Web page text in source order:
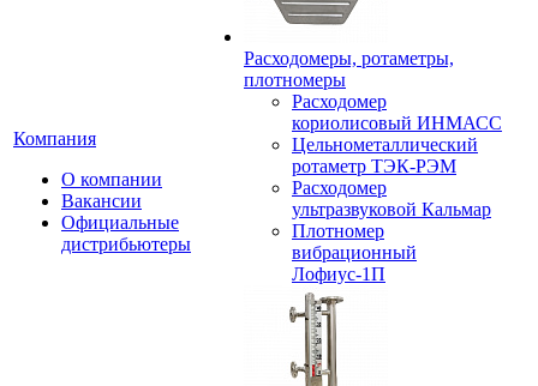
Компания
О компании
Вакансии
Официальные
дистрибьютеры
Расходомеры, ротаметры,
плотномеры
Расходомер
кориолисовый ИНМАСС
Цельнометаллический
ротаметр ТЭК-РЭМ
Расходомер
ультразвуковой Кальмар
Плотномер
вибрационный
Лофиус-1П